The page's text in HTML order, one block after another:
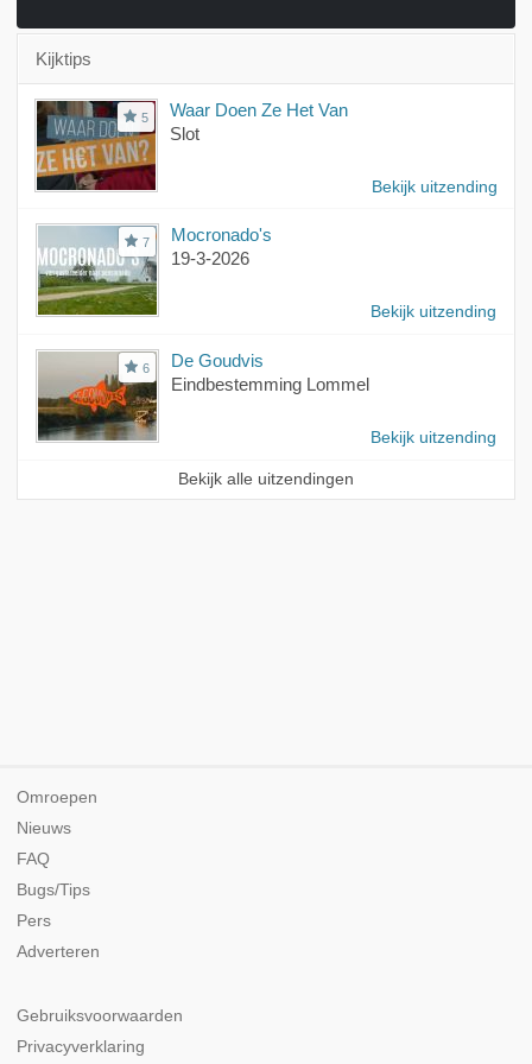
Kijktips
5
Waar Doen Ze Het Van
Slot
Bekijk uitzending
7
Mocronado's
19-3-2026
Bekijk uitzending
6
De Goudvis
Eindbestemming Lommel
Bekijk uitzending
Bekijk alle uitzendingen
Omroepen
Nieuws
FAQ
Bugs/Tips
Pers
Adverteren
Gebruiksvoorwaarden
Privacyverklaring